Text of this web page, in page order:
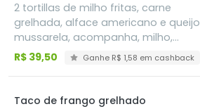
2 tortillas de milho fritas, carne
grelhada, alface americano e queijo
mussarela, acompanha, milho,
cenoura ralada, pico de gallo, sour
R$ 39,50 Ganhe R$ 1,58 em cashback
Taco de frango grelhado